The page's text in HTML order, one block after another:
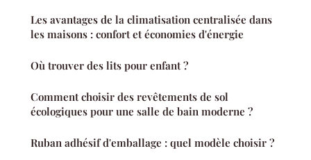
Les avantages de la climatisation centralisée dans
les maisons : confort et économies d'énergie
Où trouver des lits pour enfant ?
Comment choisir des revêtements de sol
écologiques pour une salle de bain moderne ?
Ruban adhésif d'emballage : quel modèle choisir ?